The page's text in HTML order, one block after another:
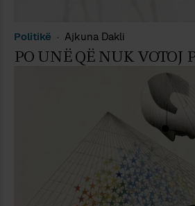
Politikë Ajkuna Dakli
PO UNË QË NUK VOTOJ